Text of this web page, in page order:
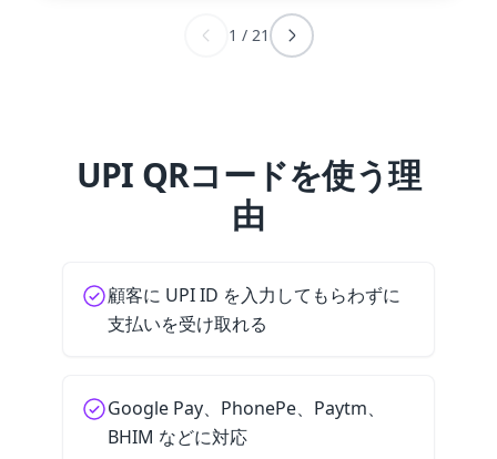
1 / 21
UPI QRコードを使う理
由
顧客に UPI ID を入力してもらわずに
支払いを受け取れる
Google Pay、PhonePe、Paytm、
BHIM などに対応